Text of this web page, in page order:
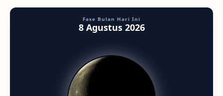
Fase Bulan Hari Ini
8 Agustus 2026